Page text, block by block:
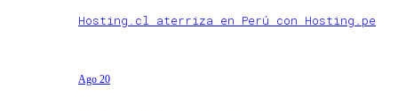
Hosting.cl aterriza en Perú con Hosting.pe
Ago 20